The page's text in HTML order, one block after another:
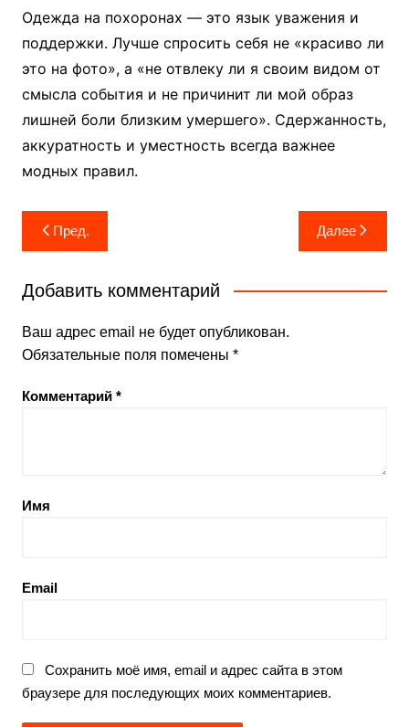
Одежда на похоронах — это язык уважения и
поддержки. Лучше спросить себя не «красиво ли
это на фото», а «не отвлеку ли я своим видом от
смысла события и не причинит ли мой образ
лишней боли близким умершего». Сдержанность,
аккуратность и уместность всегда важнее
модных правил.
Навигация
по
записям
Пред. Далее
Добавить комментарий
Ваш адрес email не будет опубликован.
Обязательные поля помечены *
Комментарий *
Имя
Email
Сохранить моё имя, email и адрес сайта в этом
браузере для последующих моих комментариев.